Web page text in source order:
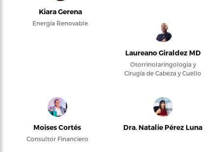
Kiara Gerena
Energía Renovable
Laureano Giraldez MD
Otorrinolaringología y
Cirugía de Cabeza y Cuello
Moises Cortés
Consultor Financiero
Dra. Natalie Pérez Luna